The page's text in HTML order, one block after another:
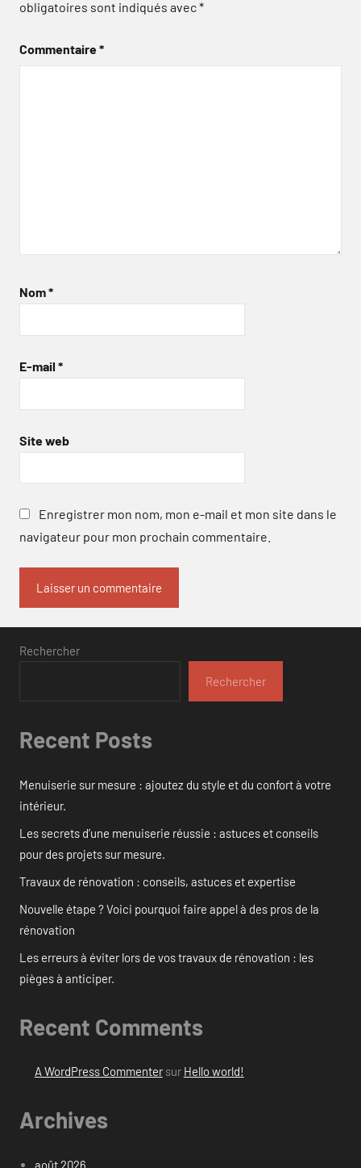
obligatoires sont indiqués avec*
Commentaire*
Nom*
E-mail *
Site web
Enregistrer mon nom, mon e-mail et mon site dans le
navigateur pour mon prochain commentaire.
Rechercher
Rechercher
Recent Posts
Menuiserie sur mesure : ajoutez du style et du confort à votre
intérieur.
Les secrets d’une menuiserie réussie : astuces et conseils
pour des projets sur mesure.
Travaux de rénovation : conseils, astuces et expertise
Nouvelle étape ? Voici pourquoi faire appel à des pros de la
rénovation
Les erreurs à éviter lors de vos travaux de rénovation : les
pièges à anticiper.
Recent Comments
A WordPress Commentersur Hello world!
Archives
août 2026